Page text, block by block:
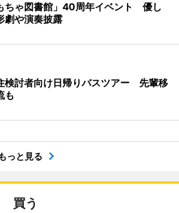
ちゃ図書館」40周年イベント 優し
劇や演奏披露
検討者向け日帰りバスツアー 先輩移
も
もっと見る
買う